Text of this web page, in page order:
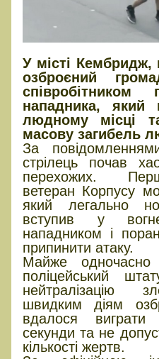
У місті Кембридж,
озброєний
співробітником
нападника, який
людному місці
масову загибель
За
стрілець почав
перехожих.
ветеран Корпусу
який легально
вступив у
нападником і
припинити атаку.
Майже
поліцейський
нейтралізацію
швидким діям
вдалося виграти
секунди та не
кількості жертв.